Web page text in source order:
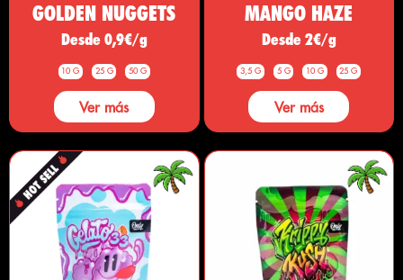
GOLDEN NUGGETS
Desde 0,9€/g
10 G 25 G 50 G
Ver más
MANGO HAZE
Desde 2€/g
3,5 G 5 G 10 G 25 G
Ver más